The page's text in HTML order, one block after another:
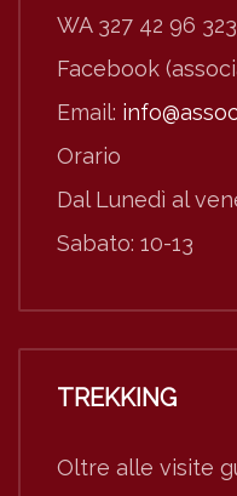
WA 327 42 96 323
Facebook
Email:
Orario
Dal Lunedì al
Sabato: 10-13
TREKKING
Oltre alle visite